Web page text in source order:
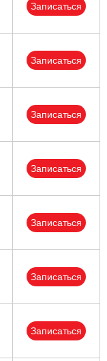
Записаться
Записаться
Записаться
Записаться
Записаться
Записаться
Записаться